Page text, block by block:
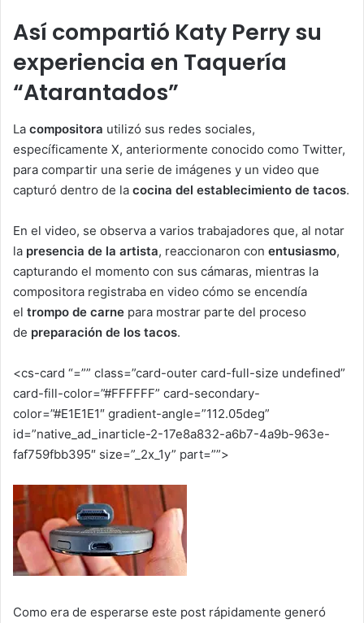
Así compartió Katy Perry su
experiencia en Taquería
“Atarantados”
La compositora utilizó sus redes sociales,
específicamente X, anteriormente conocido como Twitter,
para compartir una serie de imágenes y un video que
capturó dentro de la cocina del establecimiento de tacos.
En el video, se observa a varios trabajadores que, al notar
la presencia de la artista, reaccionaron con entusiasmo,
capturando el momento con sus cámaras, mientras la
compositora registraba en video cómo se encendía
el trompo de carne para mostrar parte del proceso
de preparación de los tacos.
<cs-card “=”” class=”card-outer card-full-size undefined”
card-fill-color=”#FFFFFF” card-secondary-
color=”#E1E1E1″ gradient-angle=”112.05deg”
id=”native_ad_inarticle-2-17e8a832-a6b7-4a9b-963e-
faf759fbb395″ size=”_2x_1y” part=””>
Como era de esperarse este post rápidamente generó